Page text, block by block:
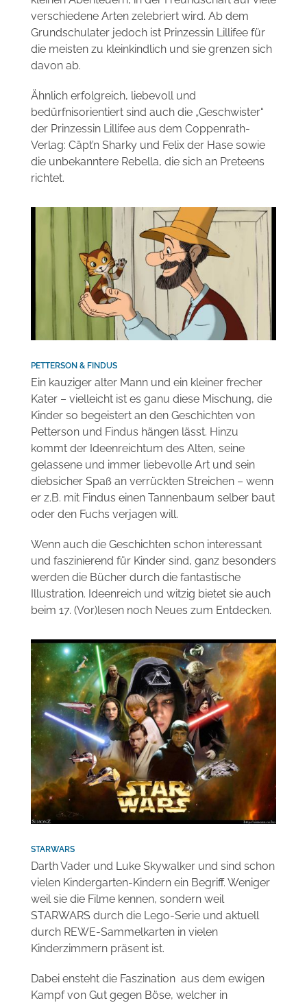
verschiedene Arten zelebriert wird. Ab dem
Grundschulater jedoch ist Prinzessin Lillifee für
die meisten zu kleinkindlich und sie grenzen sich
davon ab.
Ähnlich erfolgreich, liebevoll und
bedürfnisorientiert sind auch die „Geschwister“
der Prinzessin Lillifee aus dem Coppenrath-
Verlag: Cäpt’n Sharky und Felix der Hase sowie
die unbekanntere Rebella, die sich an Preteens
richtet.
PETTERSON & FINDUS
Ein kauziger alter Mann und ein kleiner frecher
Kater – vielleicht ist es ganu diese Mischung, die
Kinder so begeistert an den Geschichten von
Petterson und Findus hängen lässt. Hinzu
kommt der Ideenreichtum des Alten, seine
gelassene und immer liebevolle Art und sein
diebsicher Spaß an verrückten Streichen – wenn
er z.B. mit Findus einen Tannenbaum selber baut
oder den Fuchs verjagen will.
Wenn auch die Geschichten schon interessant
und faszinierend für Kinder sind, ganz besonders
werden die Bücher durch die fantastische
Illustration. Ideenreich und witzig bietet sie auch
beim 17. (Vor)lesen noch Neues zum Entdecken.
STARWARS
Darth Vader und Luke Skywalker und sind schon
vielen Kindergarten-Kindern ein Begriff. Weniger
weil sie die Filme kennen, sondern weil
STARWARS durch die Lego-Serie und aktuell
durch REWE-Sammelkarten in vielen
Kinderzimmern präsent ist.
Dabei ensteht die Faszination aus dem ewigen
Kampf von Gut gegen Böse, welcher in